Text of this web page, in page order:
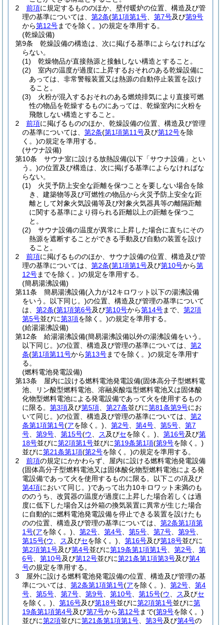
2
前項に規定するもののほか、壁付暖炉の位置、構造及び管
理の基準については、 第2条(第1項第1号 第7号及び第9号
から第12号までを除く。)の規定を準用する。
(乾燥設備)
第9条
乾燥設備の構造は、次に掲げる基準によらなければな
らない。
(1)
乾燥物品が直接熱源と接触しない構造とすること。
(2)
室内の温度が過度に上昇するおそれのある乾燥設備に
あっては、非常警報装置又は熱源の自動停止装置を設け
ること。
(3)
火粉が混入するおそれのある燃焼排気により直接可燃
性の物品を乾燥するものにあっては、乾燥室内に火粉を
飛散しない構造とすること。
2
前項に掲げるもののほか、乾燥設備の位置、構造及び管理
の基準については、 第2条(第1項第11号及び第12号を除
く。)の規定を準用する。
(サウナ設備)
第10条
サウナ室に設ける放熱設備(以下「サウナ設備」とい
う。)の位置及び構造は、次に掲げる基準によらなければな
らない。
(1)
火災予防上安全な距離を保つことを要しない場合を除
き、建築物等及び可燃性の物品から火災予防上安全な距
離として対象火気設備等及び対象火気器具等の離隔距離
に関する基準により得られる距離以上の距離を保つこ
と。
(2)
サウナ設備の温度が異常に上昇した場合に直ちにその
熱源を遮断することができる手動及び自動の装置を設け
ること。
2
前項に掲げるもののほか、サウナ設備の位置、構造及び管
理の基準については、 第2条(第1項第1号及び第10号から第
12号までを除く。)の規定を準用する。
(簡易湯沸設備)
第11条
簡易湯沸設備(入力が12キロワット以下の湯沸設備
をいう。以下同じ。)の位置、構造及び管理の基準について
は、 第2条(第1項第6号及び第10号から第14号まで、 第2項
第5号並びに第3項を除く。)の規定を準用する。
(給湯湯沸設備)
第12条
給湯湯沸設備(簡易湯沸設備以外の湯沸設備をいう。
以下同じ。)の位置、構造及び管理の基準については、 第2
条(第1項第11号から第13号までを除く。)の規定を準用す
る。
(燃料電池発電設備)
第13条
屋内に設ける燃料電池発電設備(固体高分子型燃料電
池、リン酸型燃料電池、溶融炭酸塩型燃料電池又は固体酸
化物型燃料電池による発電設備であって火を使用するもの
に限る。 第3項及び第5項 第27条並びに第81条第9号にお
いて同じ。)の位置、構造及び管理の基準については、 第2
条第1項第1号(アを除く。) 第2号 第4号 第5号
第7
号
第9号 第15号(ウ ス及びセを除く。) 第16号及び第
18号並びに第2項第1号並びに第19条第1項(第9号を除く。)
並びに第21条第1項(第2号を除く。)の規定を準用する。
2
前項の規定にかかわらず、屋内に設ける燃料電池発電設備
(固体高分子型燃料電池又は固体酸化物型燃料電池による発
電設備であって火を使用するものに限る。以下この項及び
第4項において同じ。)であって出力10キロワット未満のも
ののうち、改質器の温度が過度に上昇した場合若しくは過
度に低下した場合又は外箱の換気装置に異常が生じた場合
に自動的に燃料電池発電設備を停止できる装置を設けたも
のの位置、構造及び管理の基準については、 第2条第1項第
1号(アを除く。) 第2号 第4号 第5号 第7号 第9号
第15号(ウ ス及びセを除く。) 第16号及び第18号並びに
第2項第1号及び第4号並びに第19条第1項第1号 第2号
第
6号
第10号及び第12号並びに第21条第1項第3号及び第4
号の規定を準用する。
3
屋外に設ける燃料電池発電設備の位置、構造及び管理の基
準については、 第2条第1項第1号(アを除く。) 第2号
第4
号
第5号 第7号 第9号 第10号 第15号(ウ ス及びセ
を除く。)
第16号及び第18号並びに第2項第1号並びに第
19条第1項第4号及び第7号から第12号まで(第9号を除く。)
並びに第2項並びに第21条第1項第1号 第3号及び第4号の